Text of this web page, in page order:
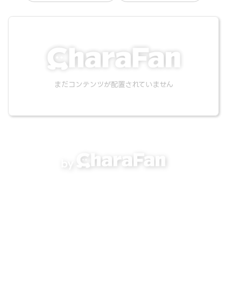
まだコンテンツが配置されていません